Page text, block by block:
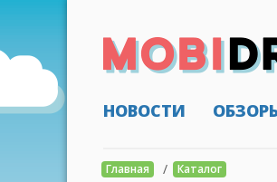
НОВОСТИ
Главная / Каталог